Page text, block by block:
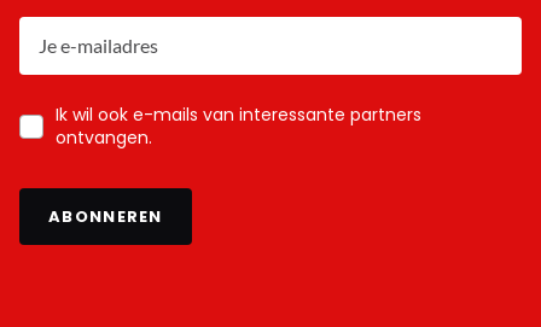
Ik wil ook e-mails van interessante partners
ontvangen.
ABONNEREN